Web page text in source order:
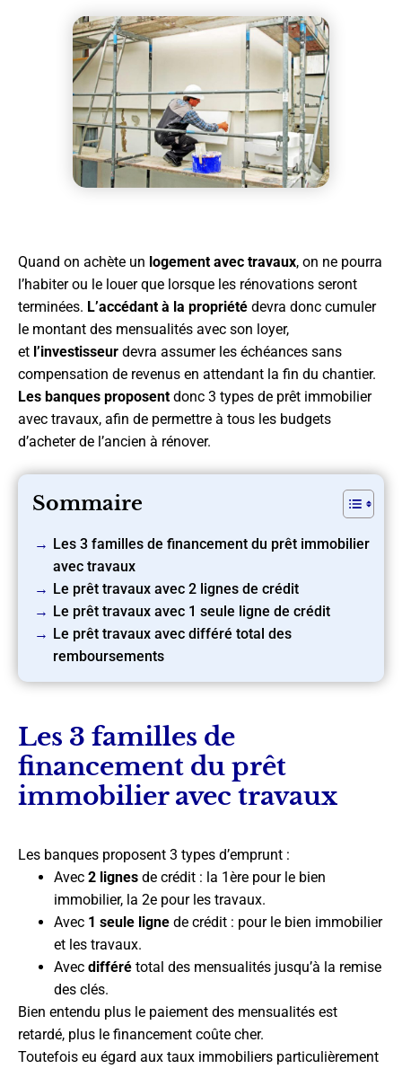
Quand on achète un logement avec travaux, on ne pourra
l’habiter ou le louer que lorsque les rénovations seront
terminées. L’accédant à la propriété devra donc cumuler
le montant des mensualités avec son loyer,
et l’investisseur devra assumer les échéances sans
compensation de revenus en attendant la fin du chantier.
Les banques proposent donc 3 types de prêt immobilier
avec travaux, afin de permettre à tous les budgets
d’acheter de l’ancien à rénover.
Sommaire
Les 3 familles de financement du prêt immobilier
avec travaux
Le prêt travaux avec 2 lignes de crédit
Le prêt travaux avec 1 seule ligne de crédit
Le prêt travaux avec différé total des
remboursements
Les 3 familles de
financement du prêt
immobilier avec travaux
Les banques proposent 3 types d’emprunt :
Avec 2 lignes de crédit : la 1ère pour le bien
immobilier, la 2e pour les travaux.
Avec 1 seule ligne de crédit : pour le bien immobilier
et les travaux.
Avec différé total des mensualités jusqu’à la remise
des clés.
Bien entendu plus le paiement des mensualités est
retardé, plus le financement coûte cher.
Toutefois eu égard aux taux immobiliers particulièrement